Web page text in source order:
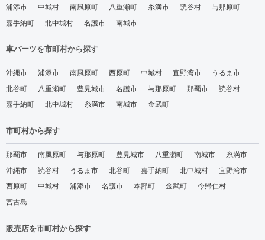
浦添市
中城村 南風原町 八重瀬町 糸満市 読谷村
与那原町
嘉手納町
北中城村 名護市 南城市
車パーツを市町村から探す
沖縄市 浦添市 南風原町 西原町 中城村 宜野湾市
うるま市
北谷町
八重瀬町 豊見城市 名護市 与那原町 那覇市
読谷村
嘉手納町
北中城村 糸満市 南城市 金武町
市町村から探す
那覇市 南風原町 与那原町 豊見城市 八重瀬町 南城市
糸満市
沖縄市
読谷村 うるま市 北谷町 嘉手納町 北中城村
宜野湾市
西原町
中城村 浦添市 名護市 本部町 金武町
今帰仁村
宮古島
販売店を市町村から探す